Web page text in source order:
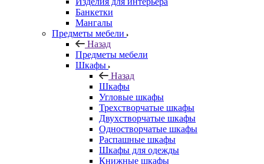
Банкетки
Мангалы
Предметы мебели
Назад
Предметы мебели
Шкафы
Назад
Шкафы
Угловые шкафы
Трехстворчатые шкафы
Двухстворчатые шкафы
Одностворчатые шкафы
Распашные шкафы
Шкафы для одежды
Книжные шкафы